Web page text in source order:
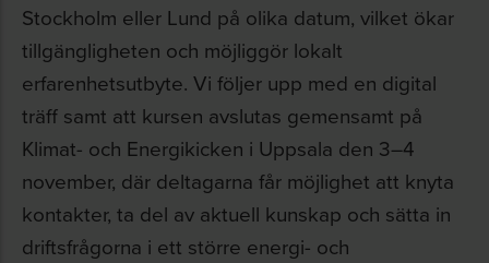
Stockholm eller Lund på olika datum, vilket ökar
tillgängligheten och möjliggör lokalt
erfarenhetsutbyte. Vi följer upp med en digital
träff samt att kursen avslutas gemensamt på
Klimat- och Energikicken i Uppsala den 3–4
november, där deltagarna får möjlighet att knyta
kontakter, ta del av aktuell kunskap och sätta in
driftsfrågorna i ett större energi- och